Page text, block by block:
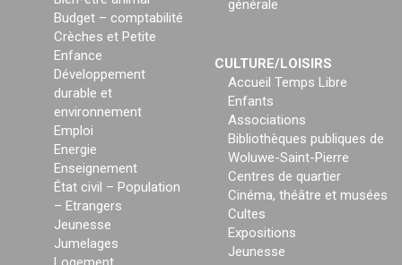
Budget – comptabilité
Crèches et Petite
Enfance
Développement
durable et
environnement
Emploi
Energie
Enseignement
État civil – Population
– Etrangers
Jeunesse
Jumelages
générale
CULTURE/LOISIRS
Accueil Temps Libre
Enfants
Associations
Bibliothèques publiques de
Woluwe-Saint-Pierre
Centres de quartier
Cinéma, théâtre et musées
Cultes
Expositions
Jeunesse